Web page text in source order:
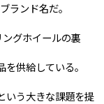
ランド名だ。
グホイールの裏
供給している。
いう大きな課題を提